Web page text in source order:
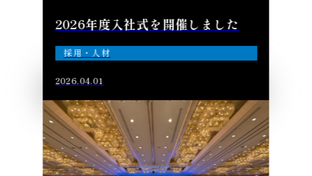
2026年度入社式を開催しました
採用・人材
2026.04.01